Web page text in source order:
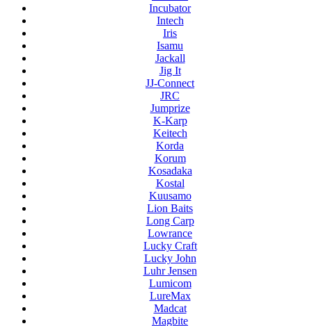
Incubator
Intech
Iris
Isamu
Jackall
Jig It
JJ-Connect
JRC
Jumprize
K-Karp
Keitech
Korda
Korum
Kosadaka
Kostal
Kuusamo
Lion Baits
Long Carp
Lowrance
Lucky Craft
Lucky John
Luhr Jensen
Lumicom
LureMax
Madcat
Magbite